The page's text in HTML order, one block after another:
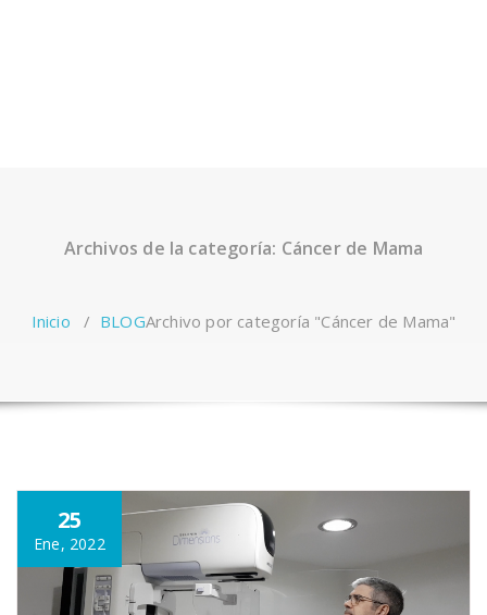
Archivos de la categoría: Cáncer de Mama
Inicio / BLOGArchivo por categoría "Cáncer de Mama"
25
Ene, 2022